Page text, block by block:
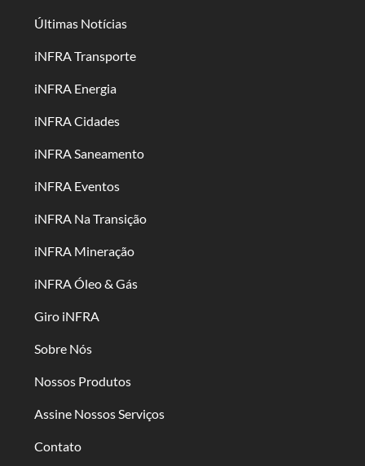
Últimas Notícias
iNFRA Transporte
iNFRA Energia
iNFRA Cidades
iNFRA Saneamento
iNFRA Eventos
iNFRA Na Transição
iNFRA Mineração
iNFRA Óleo & Gás
Giro iNFRA
Sobre Nós
Nossos Produtos
Assine Nossos Serviços
Contato